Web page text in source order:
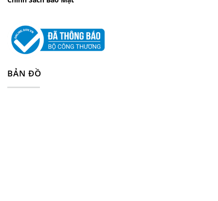
BẢN ĐỒ